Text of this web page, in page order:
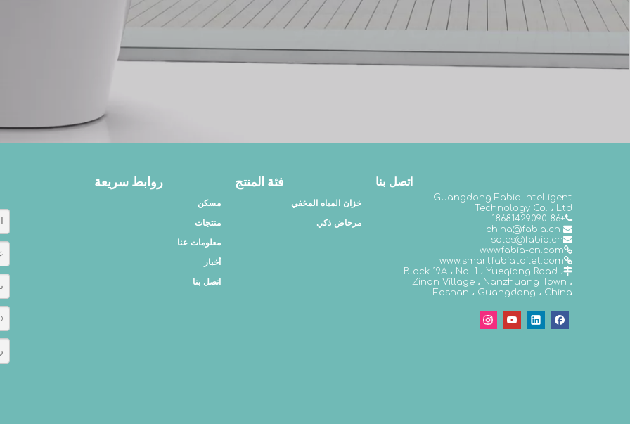
روابط سريعة
مسكن
منتجات
معلومات عنا
أخبار
اتصل بنا
فئة المنتج
خزان المياه المخفي
مرحاض ذكي
اتصل بنا
Guangdong Fabia Intelligent
Technology Co. ، Ltd

+86 18681429090

china@fabia.cn

sales@fabia.cn

wwwfabia-cn.com

www.smartfabiatoilet.com
Block 19A ، No. 1 ، Yueqiang Road ،
Zinan Village ، Nanzhuang Town ،
Foshan ، Guangdong ، China